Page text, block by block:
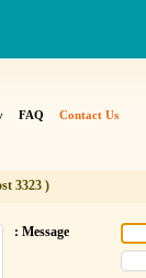
FAQ Contact Us
3323 )
Message :